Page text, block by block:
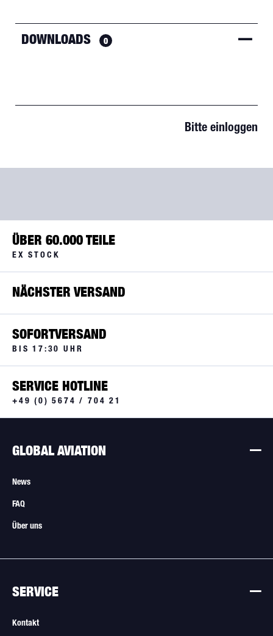
DOWNLOADS 0
Bitte einloggen
ÜBER 60.000 TEILE
EX STOCK
NÄCHSTER VERSAND
SOFORTVERSAND
BIS 17:30 UHR
SERVICE HOTLINE
+49 (0) 5674 / 704 21
GLOBAL AVIATION
News
FAQ
Über uns
SERVICE
Kontakt